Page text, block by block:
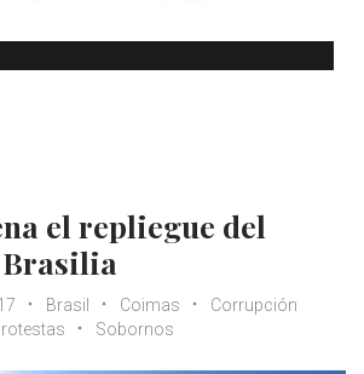
el repliegue del
Brasil Coimas
Corrupción
Sobornos